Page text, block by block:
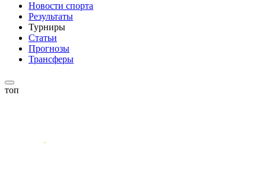
Новости спорта
Результаты
Турниры
Статьи
Прогнозы
Трансферы
топ